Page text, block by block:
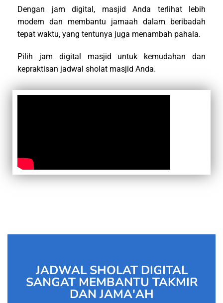
Dengan jam digital, masjid Anda terlihat lebih
modern dan membantu jamaah dalam beribadah
tepat waktu, yang tentunya juga menambah pahala.
Pilih jam digital masjid untuk kemudahan dan
kepraktisan jadwal sholat masjid Anda.
JADWAL SHOLAT DIGITAL
SANGAT MEMBANTU TAKMIR
DAN JAMA'AH